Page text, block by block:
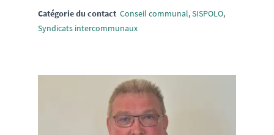
Catégorie du contact Conseil communal,SISPOLO,
Syndicats intercommunaux